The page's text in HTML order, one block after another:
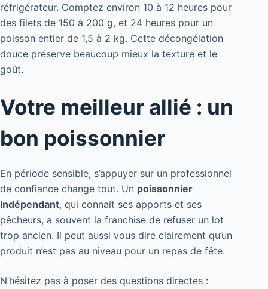
réfrigérateur. Comptez environ 10 à 12 heures pour
des filets de 150 à 200 g, et 24 heures pour un
poisson entier de 1,5 à 2 kg. Cette décongélation
douce préserve beaucoup mieux la texture et le
goût.
Votre meilleur allié : un
bon poissonnier
En période sensible, s’appuyer sur un professionnel
de confiance change tout. Un poissonnier
indépendant, qui connaît ses apports et ses
pêcheurs, a souvent la franchise de refuser un lot
trop ancien. Il peut aussi vous dire clairement qu’un
produit n’est pas au niveau pour un repas de fête.
N’hésitez pas à poser des questions directes :